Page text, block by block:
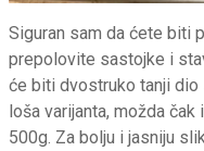
Siguran sam da ćete biti
prepolovite sastojke i
će biti dvostruko tanji
loša varijanta, možda
500g. Za bolju i jasniju